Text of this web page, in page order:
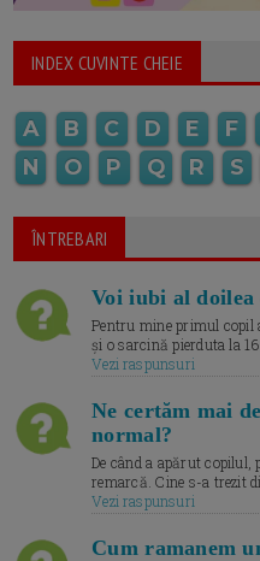
INDEX CUVINTE CHEIE
A B C D E F
N
O P Q R S
ÎNTREBARI
Voi iubi al
Pentru mine primul copil
și o sarcină pierduta la
Vezi raspunsuri
Ne certăm mai
normal?
De când a apărut copilul,
remarcă. Cine s-a trezit
Vezi raspunsuri
Cum ramanem